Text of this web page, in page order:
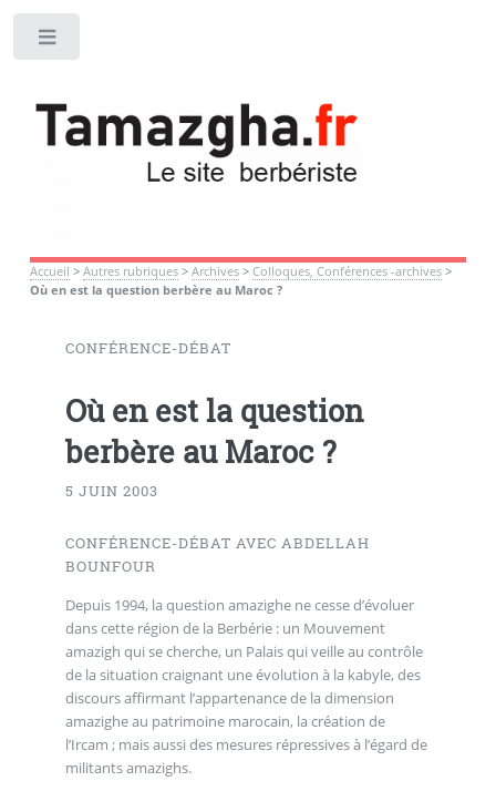
Accueil > Autres rubriques> Archives> Colloques, Conférences -archives>
Où en est la question berbère au Maroc ?
CONFÉRENCE-DÉBAT
Où en est la question
berbère au Maroc ?
5 JUIN 2003
CONFÉRENCE-DÉBAT AVEC ABDELLAH
BOUNFOUR
Depuis 1994, la question amazighe ne cesse d’évoluer
dans cette région de la Berbérie : un Mouvement
amazigh qui se cherche, un Palais qui veille au contrôle
de la situation craignant une évolution à la kabyle, des
discours affirmant l’appartenance de la dimension
amazighe au patrimoine marocain, la création de
l’Ircam ; mais aussi des mesures répressives à l’égard de
militants amazighs.